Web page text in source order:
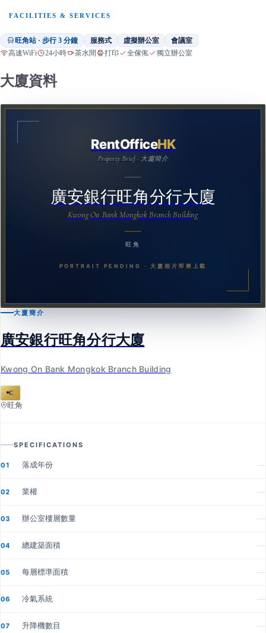
FACILITIES & SERVICES
旺角站 · 步行 3 分鐘 服務式 虛擬辦公室 會議室
高速WiFi 24小時 茶水間 打印 全傢俬 獨立辦公室
大廈資料
RentOfficeHK
Property Brief · 大廈簡介
廣安銀行旺角分行大廈
Kwong On Bank Mongkok Branch Building
旺角
PORTRAIT PENDING · 大廈相片即將上載
大廈簡介
廣安銀行旺角分行大廈
Kwong On Bank Mongkok Branch Building
C
旺角
SPECIFICATIONS
01 落成年份 —
02 業權 —
03 辦公室樓層數量 —
04 總建築面積 —
05 每層標準面積 —
06 冷氣系統 —
07 升降機數目 —